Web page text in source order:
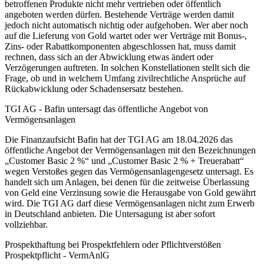
betroffenen Produkte nicht mehr vertrieben oder öffentlich
angeboten werden dürfen. Bestehende Verträge werden damit
jedoch nicht automatisch nichtig oder aufgehoben. Wer aber noch
auf die Lieferung von Gold wartet oder wer Verträge mit Bonus-,
Zins- oder Rabattkomponenten abgeschlossen hat, muss damit
rechnen, dass sich an der Abwicklung etwas ändert oder
Verzögerungen auftreten. In solchen Konstellationen stellt sich die
Frage, ob und in welchem Umfang zivilrechtliche Ansprüche auf
Rückabwicklung oder Schadensersatz bestehen.
TGI AG - Bafin untersagt das öffentliche Angebot von
Vermögensanlagen
Die Finanzaufsicht Bafin hat der TGI AG am 18.04.2026 das
öffentliche Angebot der Vermögensanlagen mit den Bezeichnungen
„Customer Basic 2 %“ und „Customer Basic 2 % + Treuerabatt“
wegen Verstoßes gegen das Vermögensanlagengesetz untersagt. Es
handelt sich um Anlagen, bei denen für die zeitweise Überlassung
von Geld eine Verzinsung sowie die Herausgabe von Gold gewährt
wird. Die TGI AG darf diese Vermögensanlagen nicht zum Erwerb
in Deutschland anbieten. Die Untersagung ist aber sofort
vollziehbar.
Prospekthaftung bei Prospektfehlern oder Pflichtverstößen
Prospektpflicht - VermAnlG